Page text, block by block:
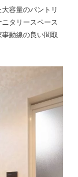
容量のパントリ
タリースペース
動線の良い間取